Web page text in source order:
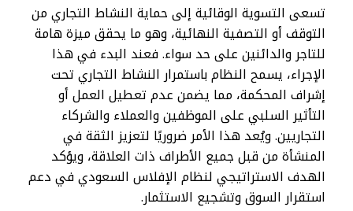
تسعى التسوية الوقائية إلى حماية النشاط التجاري من
التوقف أو التصفية النهائية، وهو ما يحقق ميزة هامة
للتاجر والدائنين على حد سواء. فعند البدء في هذا
الإجراء، يسمح النظام باستمرار النشاط التجاري تحت
إشراف المحكمة، مما يضمن عدم تعطيل العمل أو
التأثير السلبي على الموظفين والعملاء والشركاء
التجاريين. ويُعد هذا الأمر ضروريًا لتعزيز الثقة في
المنشأة من قبل جميع الأطراف ذات العلاقة، ويؤكد
الهدف الاستراتيجي لنظام الإفلاس السعودي في دعم
استقرار السوق وتشجيع الاستثمار.